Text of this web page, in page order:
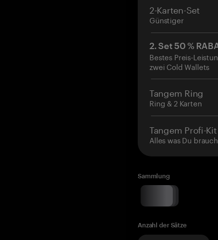
2-Karten-Set
Günstiger
2. Set 50 %
Bestes Preis-
zwei Cold Wallets
Tangem Ring
Ring & 2 Karten
Tangem Profi-Kit
Alles was Du
Sammlung
Anzahl der Sätze